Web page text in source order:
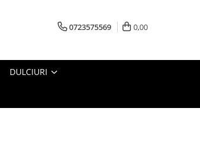
0723575569 0,00
DULCIURI